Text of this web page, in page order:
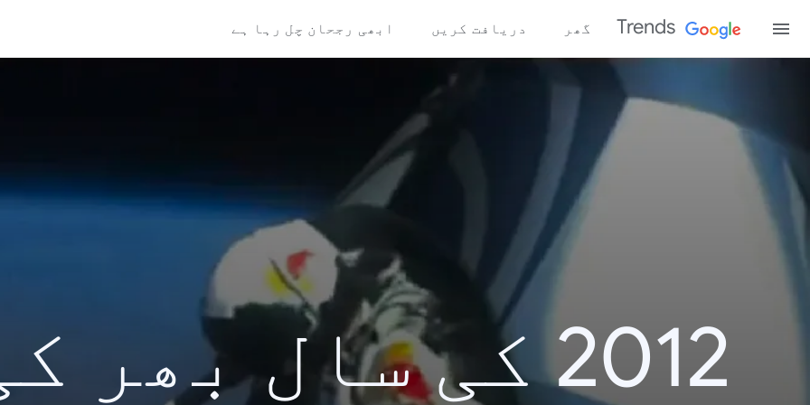
Trends گھر دریافت کریں ابھی رجحان چل رہا ہے
2012 کی سال بھر